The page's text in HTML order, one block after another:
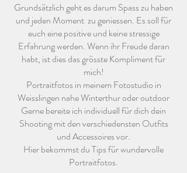
Grundsätzlich geht es darum Spass zu haben
und jeden Moment zu geniessen. Es soll für
euch eine positive und keine stressige
Erfahrung werden. Wenn ihr Freude daran
habt, ist dies das grösste Kompliment für
mich!
Portraitfotos in meinem Fotostudio in
Weisslingen nahe Winterthur oder outdoor
Gerne bereite ich individuell für dich dein
Shooting mit den verschiedensten Outfits
und Accessoires vor.
Hier bekommst du Tips für wundervolle
Portraitfotos.